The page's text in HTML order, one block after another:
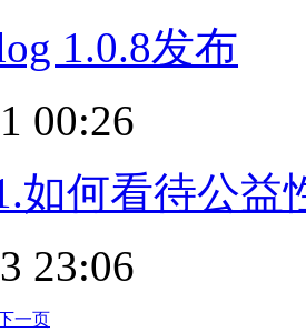
1.0.8发布
00:26
如何看待公益
23:06
一页